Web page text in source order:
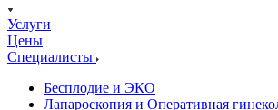
Услуги
Цены
Специалисты
Бесплодие и ЭКО
Лапароскопия и Оперативная